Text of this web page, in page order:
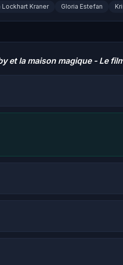
Lockhart Kraner
Gloria Estefan
et la maison magique - Le